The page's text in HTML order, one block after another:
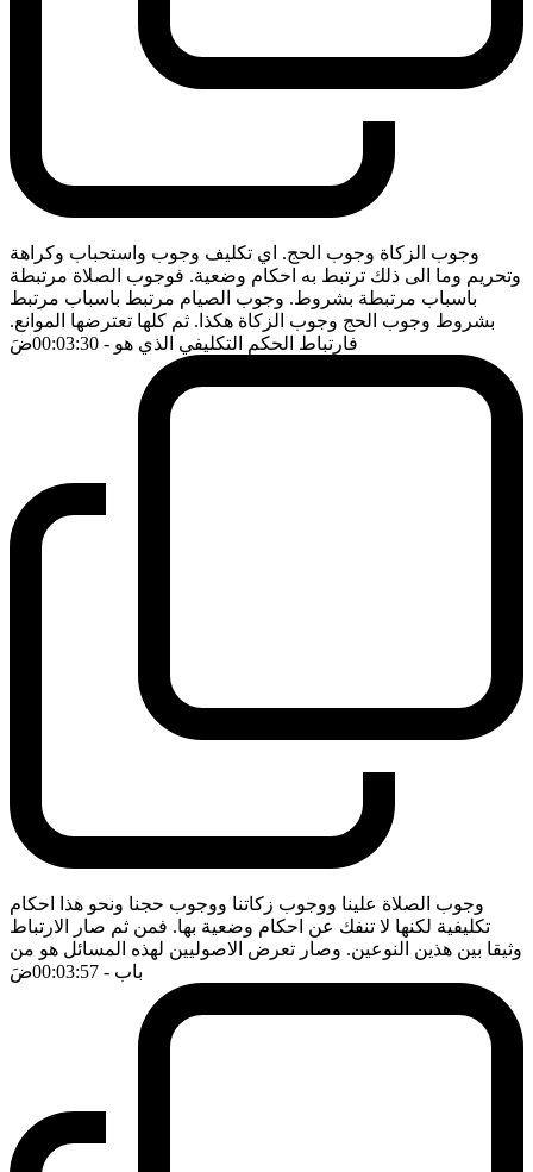
وجوب الزكاة وجوب الحج. اي تكليف وجوب واستحباب وكراهة
وتحريم وما الى ذلك ترتبط به احكام وضعية. فوجوب الصلاة مرتبطة
باسباب مرتبطة بشروط. وجوب الصيام مرتبط باسباب مرتبط
بشروط وجوب الحج وجوب الزكاة هكذا. ثم كلها تعترضها الموانع.
فارتباط الحكم التكليفي الذي هو - 00:03:30 ضَ
وجوب الصلاة علينا ووجوب زكاتنا ووجوب حجنا ونحو هذا احكام
تكليفية لكنها لا تنفك عن احكام وضعية بها. فمن ثم صار الارتباط
وثيقا بين هذين النوعين. وصار تعرض الاصوليين لهذه المسائل هو من
باب - 00:03:57 ضَ